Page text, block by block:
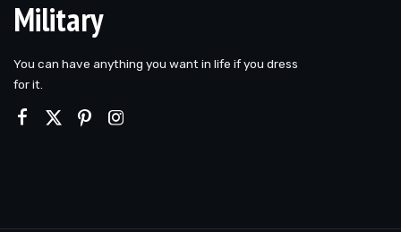
Military
You can have anything you want in life if you dress
for it.